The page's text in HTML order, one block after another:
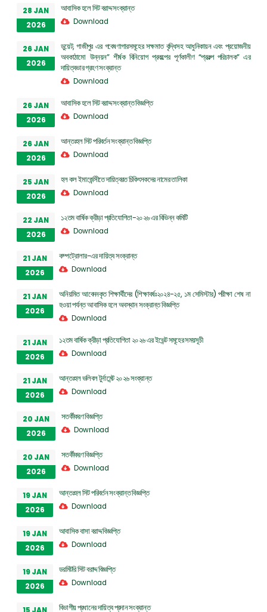
28 JAN
2026
আবাসিক হলে সিট বরাদ্দ সংক্রান্ত
Download
26 JAN
2026
ডুয়েট, গাজীপুর এর গবেষণাগারসমূহের সক্ষমাত বৃদ্ধিসহ আধুনিকায়ন এবং প্রয়োজনীয়
অবকাঠামো উন্নয়ন” শীর্ষক বিনিয়োগ প্রকল্পের পূর্ণকালীণ “প্রকল্প পরিচালক” এর
দায়িত্বভার গ্রহণ সংক্রান্ত
Download
26 JAN
2026
আবাসিক হলে সিট বরাদ্দ সংক্রান্ত বিজ্ঞপ্তি
Download
26 JAN
2026
আন্তঃহল সিট পরিবর্তন সংক্রান্ত বিজ্ঞপ্তি
Download
25 JAN
2026
হল কল ইমার্জেন্সীতে দায়িত্বরত চিকিৎসকদের নামের তালিকা
Download
22 JAN
2026
১২তম বার্ষিক ক্রীড়া প্রতিযোগিতা-২০২৬ এর বিভিন্ন কমিটি
Download
21 JAN
2026
কম্পট্রোলার-এর দায়িত্ব সংক্রান্ত
Download
21 JAN
2026
অনিয়মিত আবেদনকৃত শিক্ষার্থীদের (শিক্ষাবর্ষঃ২০২৪-২৫, ১ম সেমিস্টার) পরীক্ষা শেষ না
হওয়া পর্যন্ত আবাসিক হলে অবস্থান সংক্রান্ত বিজ্ঞপ্তি
Download
21 JAN
2026
১২তম বার্ষিক ক্রীড়া প্রতিযোগিতা ২০২৬ এর ইভেন্ট সমূহের সময়সূচী
Download
21 JAN
2026
আন্তঃহল ভলিবল টুর্নামেন্ট ২০২৬ সংক্রান্ত
Download
20 JAN
2026
সতর্কীকরণ বিজ্ঞপ্তি
Download
20 JAN
2026
সতর্কীকরণ বিজ্ঞপ্তি
Download
19 JAN
2026
আন্তঃহল সিট পরিবর্তন সংক্রান্ত বিজ্ঞপ্তি
Download
19 JAN
2026
আবাসিক বাসা বরাদ্দ বিজ্ঞপ্তি
Download
19 JAN
2026
ডরমিটরি সিট বরাদ্দ বিজ্ঞপ্তি
Download
বিভাগীয় প্রধানের দায়িত্ব প্রদান সংক্রান্ত